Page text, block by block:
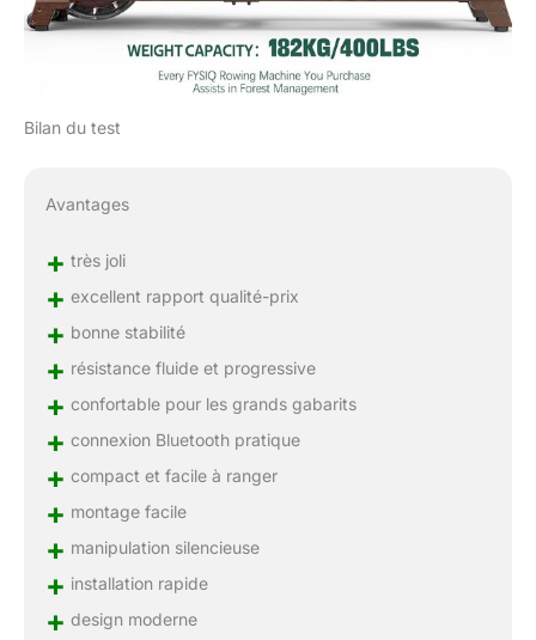
Bilan du test
Avantages
+ très joli
+ excellent rapport qualité-prix
+ bonne stabilité
+ résistance fluide et progressive
+ confortable pour les grands gabarits
+ connexion Bluetooth pratique
+ compact et facile à ranger
+ montage facile
+ manipulation silencieuse
+ installation rapide
+ design moderne